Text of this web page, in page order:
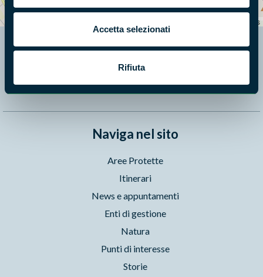
Accetta selezionati
Rifiuta
−
contributors
Naviga nel sito
Aree Protette
Itinerari
News e appuntamenti
Enti di gestione
Natura
Punti di interesse
Storie